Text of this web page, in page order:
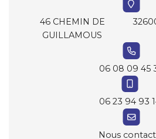
46 CHEMIN DE
GUILLAMOUS
06 08 09 45
06 23 94 93
Nous